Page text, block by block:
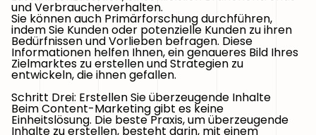
und Verbraucherverhalten.
Sie können auch Primärforschung durchführen,
indem Sie Kunden oder potenzielle Kunden zu ihren
Bedürfnissen und Vorlieben befragen. Diese
Informationen helfen Ihnen, ein genaueres Bild Ihres
Zielmarktes zu erstellen und Strategien zu
entwickeln, die ihnen gefallen.
Schritt Drei: Erstellen Sie überzeugende Inhalte
Beim Content-Marketing gibt es keine
Einheitslösung. Die beste Praxis, um überzeugende
Inhalte zu erstellen, besteht darin, mit einem